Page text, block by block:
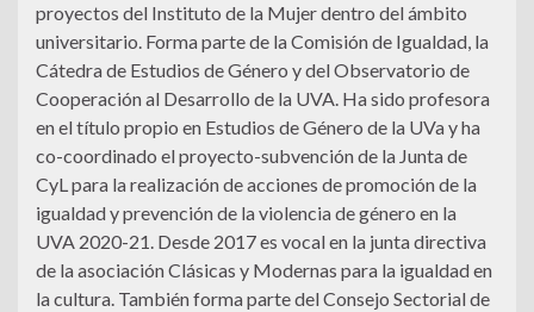
proyectos del Instituto de la Mujer dentro del ámbito
universitario. Forma parte de la Comisión de Igualdad, la
Cátedra de Estudios de Género y del Observatorio de
Cooperación al Desarrollo de la UVA. Ha sido profesora
en el título propio en Estudios de Género de la UVa y ha
co-coordinado el proyecto-subvención de la Junta de
CyL para la realización de acciones de promoción de la
igualdad y prevención de la violencia de género en la
UVA 2020-21. Desde 2017 es vocal en la junta directiva
de la asociación Clásicas y Modernas para la igualdad en
la cultura. También forma parte del Consejo Sectorial de